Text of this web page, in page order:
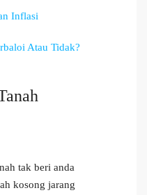
Inflasi
Atau Tidak?
tak beri anda
kosong jarang